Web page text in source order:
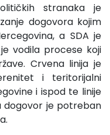
stranaka je
dogovora kojim
a SDA je
vodila procese koji
Crvena linija je
i teritorijalni
i ispod te linije
dogovor je potreban